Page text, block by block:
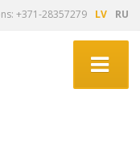
+371-28357279 LV RU